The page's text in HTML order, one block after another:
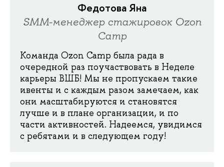
Федотова Яна
SMM-менеджер стажировок Ozon
Camp
Команда Ozon Camp была рада в
очередной раз поучаствовать в Неделе
карьеры ВШБ! Мы не пропускаем такие
ивенты и с каждым разом замечаем, как
они масштабируются и становятся
лучше и в плане организации, и по
части активностей. Надеемся, увидимся
с ребятами и в следующем году!